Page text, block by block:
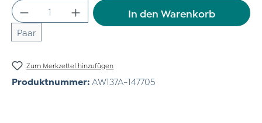
Produkt Anzahl: Gib den gewünschten
Paar
In den Warenkorb
Zum Merkzettel hinzufügen
Produktnummer: AW137A-147705